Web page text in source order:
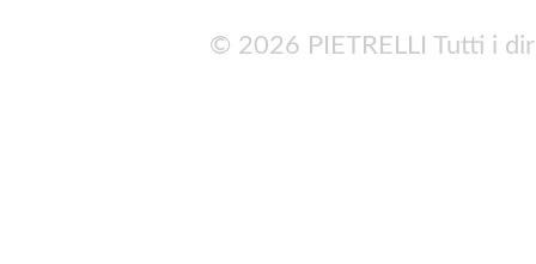
© 2026 PIETRELLI Tutti i